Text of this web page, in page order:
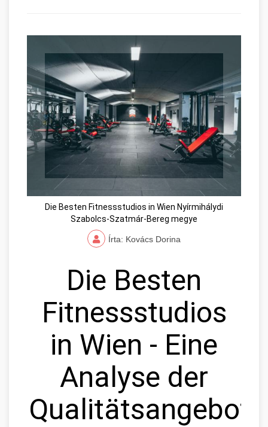
Die Besten Fitnessstudios in Wien Nyírmihálydi
Szabolcs-Szatmár-Bereg megye
Írta: Kovács Dorina
Die Besten
Fitnessstudios
in Wien - Eine
Analyse der
Qualitätsangebote